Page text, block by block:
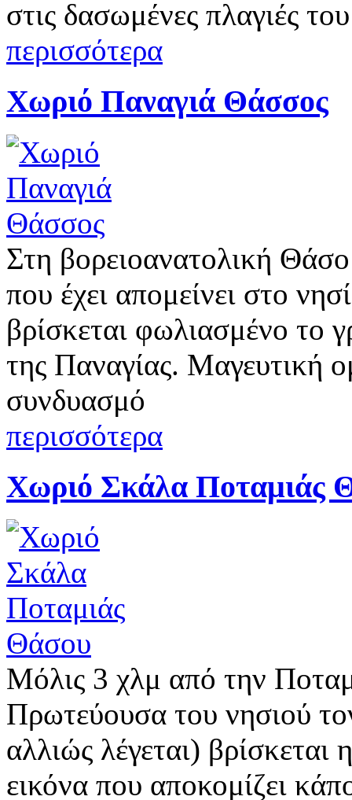
στις δασωμένες πλαγιές
περισσότερα
Χωριό Παναγιά Θάσσος
Στη βορειοανατολική
που έχει απομείνει στο
βρίσκεται φωλιασμένο το
της Παναγίας. Μαγευτική
συνδυασμό
περισσότερα
Χωριό Σκάλα Ποταμιάς
Μόλις 3 χλμ από την
Πρωτεύουσα του νησιού
αλλιώς λέγεται)
εικόνα που αποκομίζει